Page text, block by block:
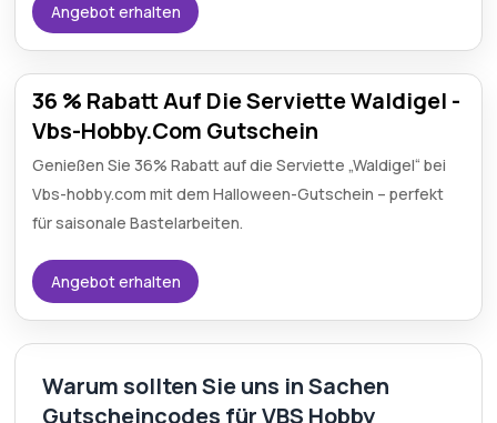
Angebot erhalten
36 % Rabatt Auf Die Serviette Waldigel -
Vbs-Hobby.Com Gutschein
Genießen Sie 36% Rabatt auf die Serviette „Waldigel“ bei
Vbs-hobby.com mit dem Halloween-Gutschein – perfekt
für saisonale Bastelarbeiten.
Angebot erhalten
Warum sollten Sie uns in Sachen
Gutscheincodes für VBS Hobby